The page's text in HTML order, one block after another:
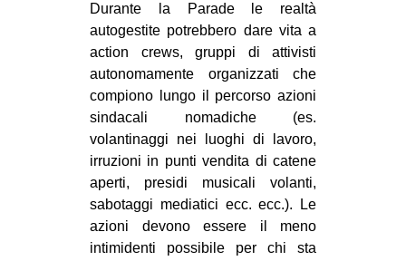
Durante la Parade le realtà
autogestite potrebbero dare vita a
action crews, gruppi di attivisti
autonomamente organizzati che
compiono lungo il percorso azioni
sindacali nomadiche (es.
volantinaggi nei luoghi di lavoro,
irruzioni in punti vendita di catene
aperti, presidi musicali volanti,
sabotaggi mediatici ecc. ecc.). Le
azioni devono essere il meno
intimidenti possibile per chi sta